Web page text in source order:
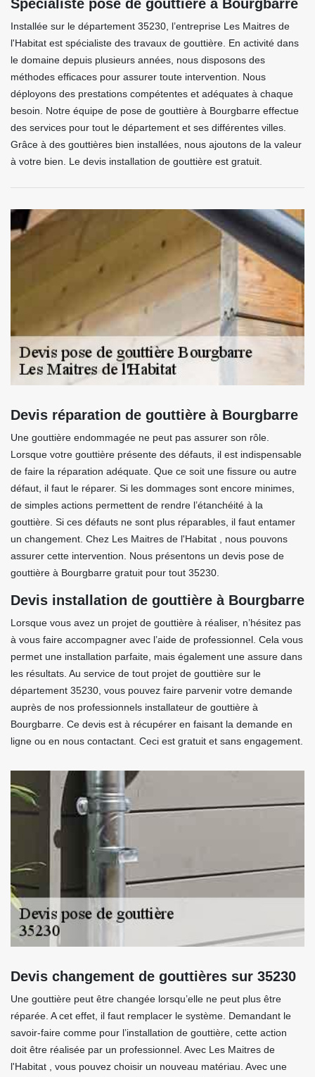
Spécialiste pose de gouttière à Bourgbarre
Installée sur le département 35230, l’entreprise Les Maitres de
l'Habitat est spécialiste des travaux de gouttière. En activité dans
le domaine depuis plusieurs années, nous disposons des
méthodes efficaces pour assurer toute intervention. Nous
déployons des prestations compétentes et adéquates à chaque
besoin. Notre équipe de pose de gouttière à Bourgbarre effectue
des services pour tout le département et ses différentes villes.
Grâce à des gouttières bien installées, nous ajoutons de la valeur
à votre bien. Le devis installation de gouttière est gratuit.
Devis réparation de gouttière à Bourgbarre
Une gouttière endommagée ne peut pas assurer son rôle.
Lorsque votre gouttière présente des défauts, il est indispensable
de faire la réparation adéquate. Que ce soit une fissure ou autre
défaut, il faut le réparer. Si les dommages sont encore minimes,
de simples actions permettent de rendre l’étanchéité à la
gouttière. Si ces défauts ne sont plus réparables, il faut entamer
un changement. Chez Les Maitres de l'Habitat , nous pouvons
assurer cette intervention. Nous présentons un devis pose de
gouttière à Bourgbarre gratuit pour tout 35230.
Devis installation de gouttière à Bourgbarre
Lorsque vous avez un projet de gouttière à réaliser, n’hésitez pas
à vous faire accompagner avec l’aide de professionnel. Cela vous
permet une installation parfaite, mais également une assure dans
les résultats. Au service de tout projet de gouttière sur le
département 35230, vous pouvez faire parvenir votre demande
auprès de nos professionnels installateur de gouttière à
Bourgbarre. Ce devis est à récupérer en faisant la demande en
ligne ou en nous contactant. Ceci est gratuit et sans engagement.
Devis changement de gouttières sur 35230
Une gouttière peut être changée lorsqu’elle ne peut plus être
réparée. A cet effet, il faut remplacer le système. Demandant le
savoir-faire comme pour l’installation de gouttière, cette action
doit être réalisée par un professionnel. Avec Les Maitres de
l'Habitat , vous pouvez choisir un nouveau matériau. Avec une